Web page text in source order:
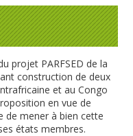
projet PARFSED de la
construction de deux
et au Congo
en vue de
de mener à bien cette
états membres.